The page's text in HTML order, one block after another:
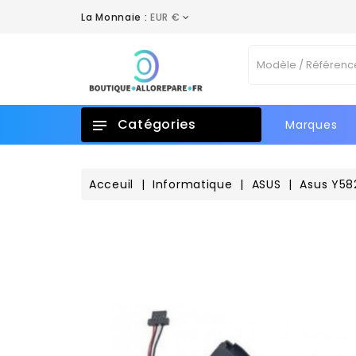
La Monnaie : EUR €
Catégories Marques
Acceuil Informatique ASUS Asus